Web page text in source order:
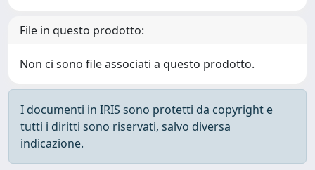
File in questo prodotto:
Non ci sono file associati a questo prodotto.
I documenti in IRIS sono protetti da copyright e
tutti i diritti sono riservati, salvo diversa
indicazione.